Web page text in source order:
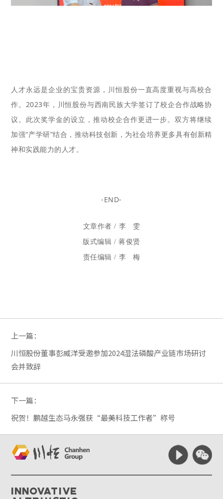
人才永远是企业的宝贵资源，川恒股份一直高度重视与高校合
作。2023年，川恒股份与西南民族大学签订了校企合作战略协
议。 此次奖学金的设立，推动校企合作更进一步。双方将继续
加强“产学研”结合，推动科技创新，为社会培养更多具有创新精
神和实践能力的人才。
-END-
文章作者 / 李 雯
版式编辑 / 蒋俊贤
责任编辑 / 李 梅
上一篇：
川恒股份董事彭威洋受邀参加2024湿法磷酸产业链市场研讨
会并致辞
下一篇：
祝贺！鹏越生态马永强获“最美科技工作者”称号
Innovative